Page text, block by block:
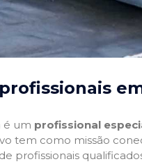
é um profissional
tem como missão
profissionais